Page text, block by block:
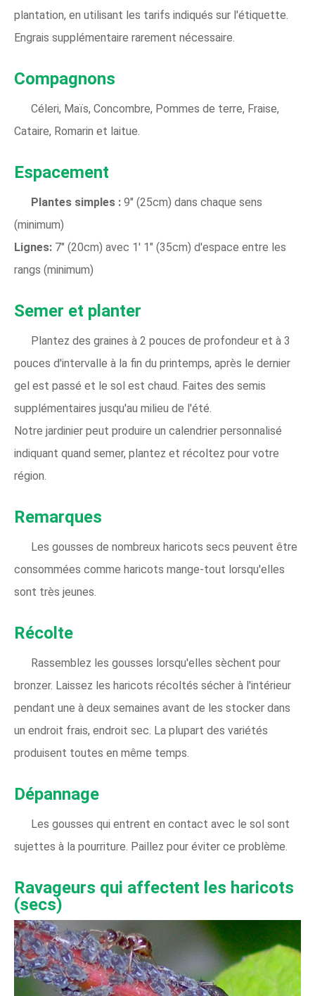
plantation, en utilisant les tarifs indiqués sur l'étiquette.
Engrais supplémentaire rarement nécessaire.
Compagnons
Céleri, Maïs, Concombre, Pommes de terre, Fraise,
Cataire, Romarin et laitue.
Espacement
Plantes simples : 9" (25cm) dans chaque sens
(minimum)
Lignes: 7" (20cm) avec 1' 1" (35cm) d'espace entre les
rangs (minimum)
Semer et planter
Plantez des graines à 2 pouces de profondeur et à 3
pouces d'intervalle à la fin du printemps, après le dernier
gel est passé et le sol est chaud. Faites des semis
supplémentaires jusqu'au milieu de l'été.
Notre jardinier peut produire un calendrier personnalisé
indiquant quand semer, plantez et récoltez pour votre
région.
Remarques
Les gousses de nombreux haricots secs peuvent être
consommées comme haricots mange-tout lorsqu'elles
sont très jeunes.
Récolte
Rassemblez les gousses lorsqu'elles sèchent pour
bronzer. Laissez les haricots récoltés sécher à l'intérieur
pendant une à deux semaines avant de les stocker dans
un endroit frais, endroit sec. La plupart des variétés
produisent toutes en même temps.
Dépannage
Les gousses qui entrent en contact avec le sol sont
sujettes à la pourriture. Paillez pour éviter ce problème.
Ravageurs qui affectent les haricots
(secs)